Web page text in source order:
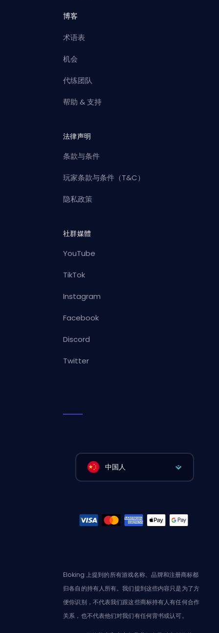
博客
术语表
机会
代练团队
帮助 & 支持
法律声明
条款与条件
玩家条款与条件（T&C）
隐私政策
社群媒體
YouTube
TikTok
Instagram
Facebook
Discord
Twitter
中国人
Eloking 上提到的所有游戏名称、品牌和注册商标都
归各自的持有人所有。我们提到这些内容只是为了方
便你识别，不代表我们跟这些商标持有人有任何合作
关系，也不代表他们对我们有任何背书或认可。